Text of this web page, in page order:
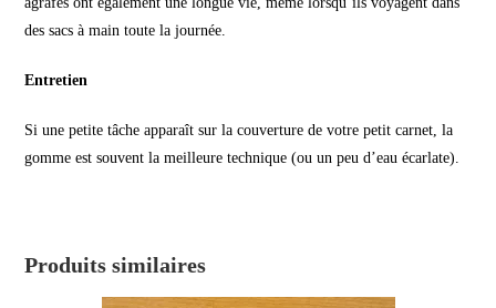
des sacs à main toute la journée.
Entretien
Si une petite tâche apparaît sur la couverture de votre petit carnet, la
gomme est souvent la meilleure technique (ou un peu d’eau écarlate).
Produits similaires